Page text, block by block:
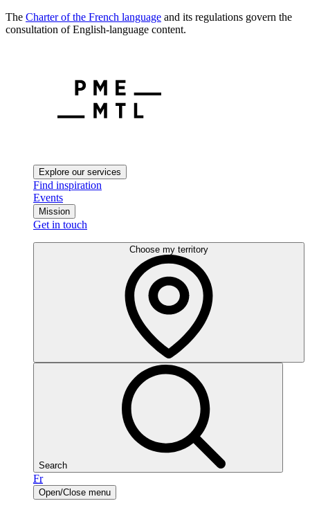
The Charter of the French language and its regulations govern the
consultation of English-language content.
Explore our services
Find inspiration
Events
Mission
Get in touch
Choose my territory
Search
Fr
Open/Close menu